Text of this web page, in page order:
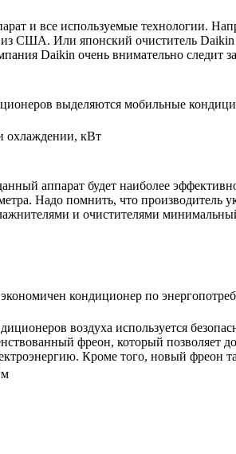
и все используемые технологии.
США. Или японский очиститель Daikin
Daikin очень внимательно следит
выделяются мобильные
охлаждении, кВт
аппарат будет наиболее
Надо помнить, что производитель
и очистителями
кондиционер по
воздуха используется
фреон, который позволяет
Кроме того, новый фреон